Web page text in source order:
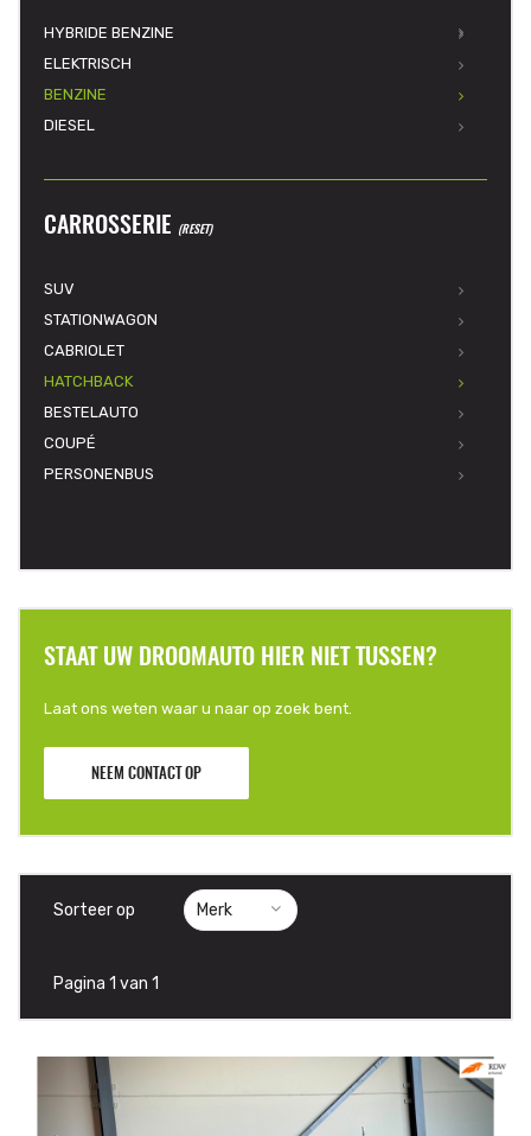
HYBRIDE BENZINE
ELEKTRISCH
BENZINE
DIESEL
CARROSSERIE (RESET)
SUV
STATIONWAGON
CABRIOLET
HATCHBACK
BESTELAUTO
COUPÉ
PERSONENBUS
STAAT UW DROOMAUTO HIER NIET TUSSEN?
Laat ons weten waar u naar op zoek bent.
NEEM CONTACT OP
Sorteer op
Pagina 1 van 1